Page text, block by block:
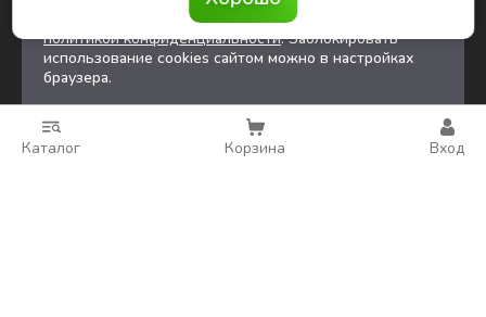
пользовательских данных в соответствии с
политикой конфиденциальности. Заблокировать
использование cookies сайтом можно в настройках
браузера.
Каталог Корзина Вход